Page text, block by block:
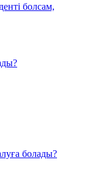
болсам,
болады?